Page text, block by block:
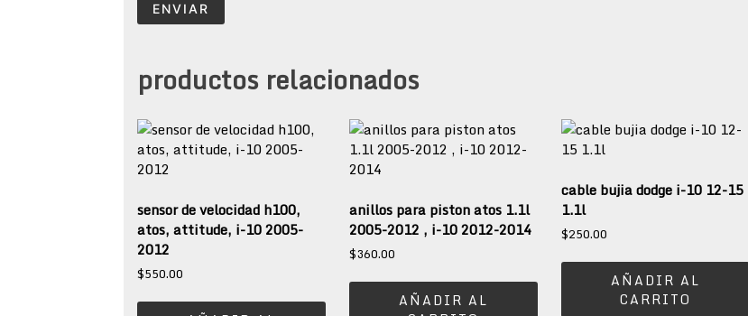
productos relacionados
sensor de velocidad h100,
atos, attitude, i-10 2005-
2012
$550.00
anillos para piston atos 1.1l
2005-2012 , i-10 2012-2014
$360.00
AÑADIR AL
cable bujia dodge i-10 12-15
1.1l
$250.00
AÑADIR AL
CARRITO